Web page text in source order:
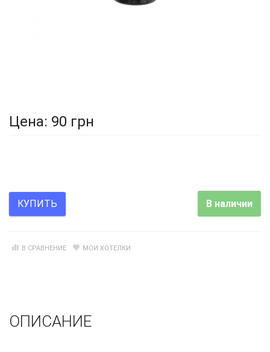
Цена: 90 грн
КУПИТЬ В наличии
В СРАВНЕНИЕ МОИ ХОТЕЛКИ
ОПИСАНИЕ